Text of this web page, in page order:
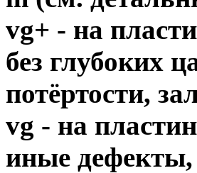
vg+ - на
без глубоких
потёртости,
vg - на
иные